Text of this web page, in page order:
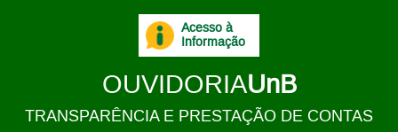
Acesso à
Informação
OUVIDORIAUnB
TRANSPARÊNCIA E PRESTAÇÃO DE CONTAS